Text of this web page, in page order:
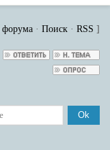
форума · Поиск · RSS ]